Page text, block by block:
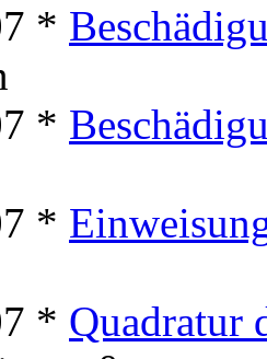
*
*
*
* Quadratur